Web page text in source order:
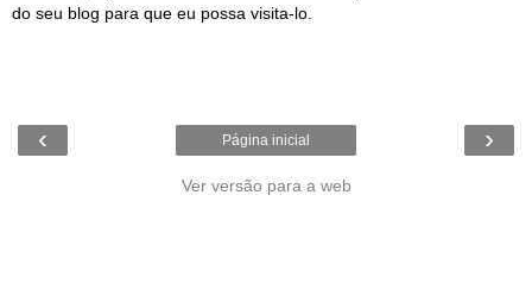
do seu blog para que eu possa visita-lo.
‹ ›
Página inicial
Ver versão para a web